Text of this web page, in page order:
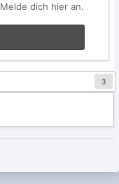
dich hier an.
3